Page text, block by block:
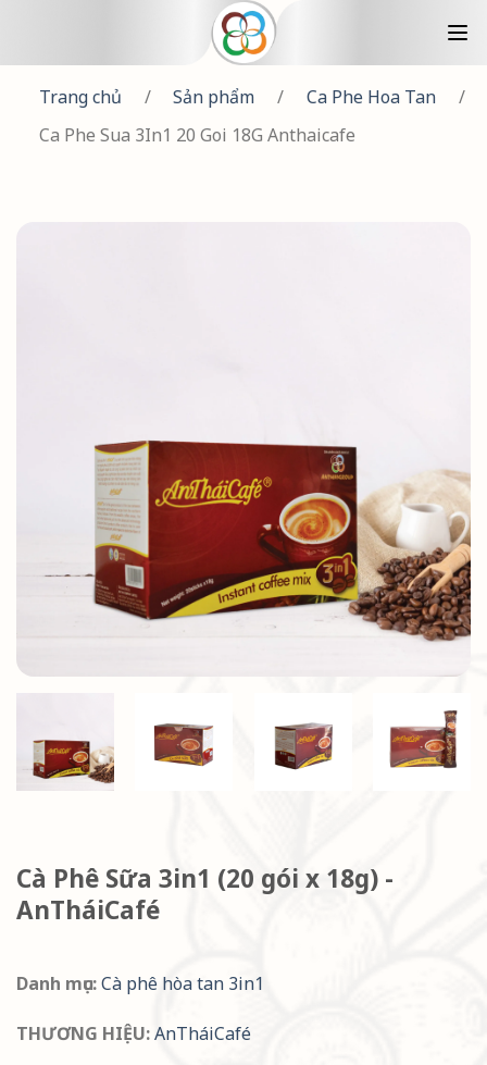
Trang chủ / Sản phẩm / Ca Phe Hoa Tan
/
Ca Phe Sua 3In1 20 Goi 18G Anthaicafe
Cà Phê Sữa 3in1 (20 gói x 18g) -
AnTháiCafé
Danh mục:Cà phê hòa tan 3in1
THƯƠNG HIỆU:AnTháiCafé